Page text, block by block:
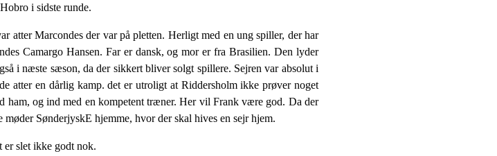
i sidste runde.
atter Marcondes der var på pletten. Herligt med en ung spiller, der har
Camargo Hansen. Far er dansk, og mor er fra Brasilien. Den lyder
i næste sæson, da der sikkert bliver solgt spillere. Sejren var absolut i
atter en dårlig kamp. det er utroligt at Riddersholm ikke prøver noget
ham, og ind med en kompetent træner. Her vil Frank være god. Da der
SønderjyskE hjemme, hvor der skal hives en sejr hjem.
er slet ikke godt nok.